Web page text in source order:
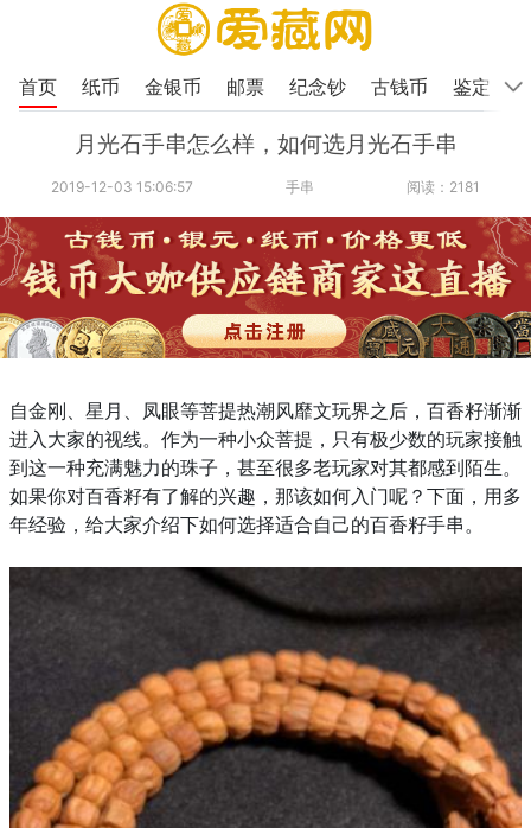
首页 纸币 金银币 邮票 纪念钞 古钱币 鉴定
月光石手串怎么样，如何选月光石手串
2019-12-03 15:06:57 手串 阅读：2181
自金刚、星月、凤眼等菩提热潮风靡文玩界之后，百香籽渐渐
进入大家的视线。作为一种小众菩提，只有极少数的玩家接触
到这一种充满魅力的珠子，甚至很多老玩家对其都感到陌生。
如果你对百香籽有了解的兴趣，那该如何入门呢？下面，用多
年经验，给大家介绍下如何选择适合自己的百香籽手串。